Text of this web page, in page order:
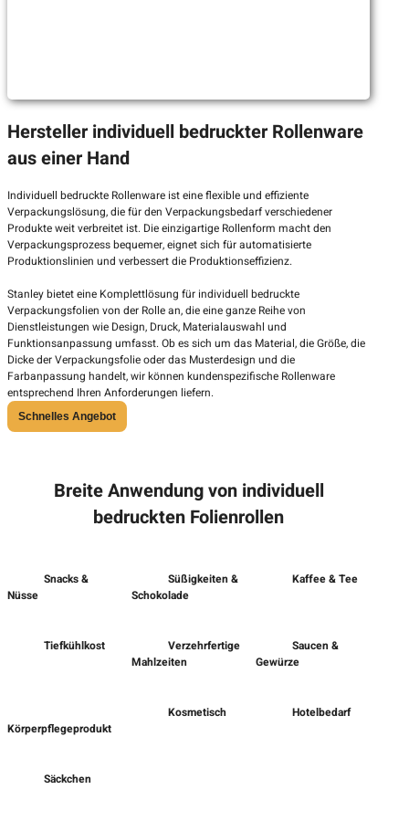
Hersteller individuell bedruckter Rollenware
aus einer Hand
Individuell bedruckte Rollenware ist eine flexible und effiziente
Verpackungslösung, die für den Verpackungsbedarf verschiedener
Produkte weit verbreitet ist. Die einzigartige Rollenform macht den
Verpackungsprozess bequemer, eignet sich für automatisierte
Produktionslinien und verbessert die Produktionseffizienz.
Stanley bietet eine Komplettlösung für individuell bedruckte
Verpackungsfolien von der Rolle an, die eine ganze Reihe von
Dienstleistungen wie Design, Druck, Materialauswahl und
Funktionsanpassung umfasst. Ob es sich um das Material, die Größe, die
Dicke der Verpackungsfolie oder das Musterdesign und die
Farbanpassung handelt, wir können kundenspezifische Rollenware
entsprechend Ihren Anforderungen liefern.
Schnelles Angebot
Breite Anwendung von individuell
bedruckten Folienrollen
Snacks &
Nüsse
Süßigkeiten &
Schokolade
Kaffee & Tee
Tiefkühlkost
Verzehrfertige
Mahlzeiten
Saucen &
Gewürze
Körperpflegeprodukt
Kosmetisch Hotelbedarf
Säckchen